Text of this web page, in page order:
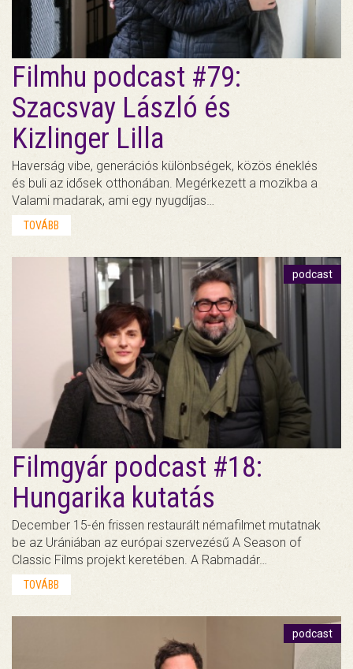
Filmhu podcast #79:
Szacsvay László és
Kizlinger Lilla
Haverság vibe, generációs különbségek, közös éneklés
és buli az idősek otthonában. Megérkezett a mozikba a
Valami madarak, ami egy nyugdíjas…
TOVÁBB
podcast
Filmgyár podcast #18:
Hungarika kutatás
December 15-én frissen restaurált némafilmet mutatnak
be az Urániában az európai szervezésű A Season of
Classic Films projekt keretében. A Rabmadár…
TOVÁBB
podcast